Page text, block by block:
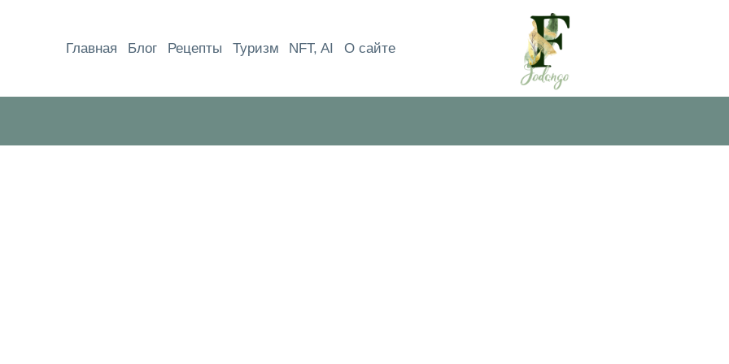
содержимомуГлавная Блог Рецепты Туризм NFT, AI О сайте